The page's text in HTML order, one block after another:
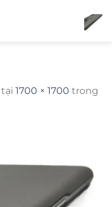
tại 1700 × 1700 trong